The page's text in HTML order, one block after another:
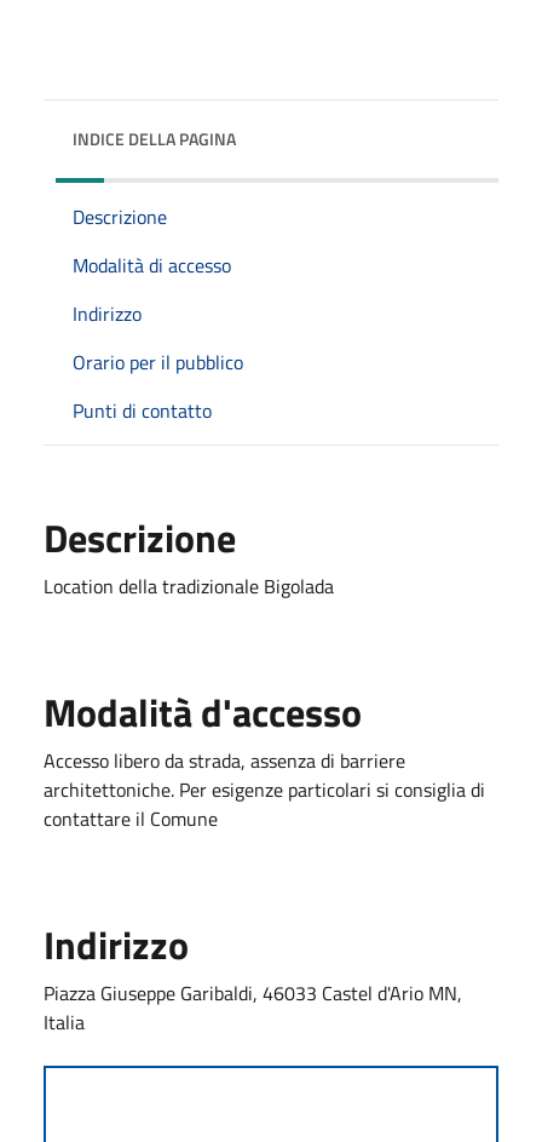
INDICE DELLA PAGINA
Descrizione
Modalità di accesso
Indirizzo
Orario per il pubblico
Punti di contatto
Descrizione
Location della tradizionale Bigolada
Modalità d'accesso
Accesso libero da strada, assenza di barriere
architettoniche. Per esigenze particolari si consiglia di
contattare il Comune
Indirizzo
Piazza Giuseppe Garibaldi, 46033 Castel d'Ario MN,
Italia